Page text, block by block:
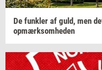
De funk­ler af guld, men
op­mærk­som­he­den